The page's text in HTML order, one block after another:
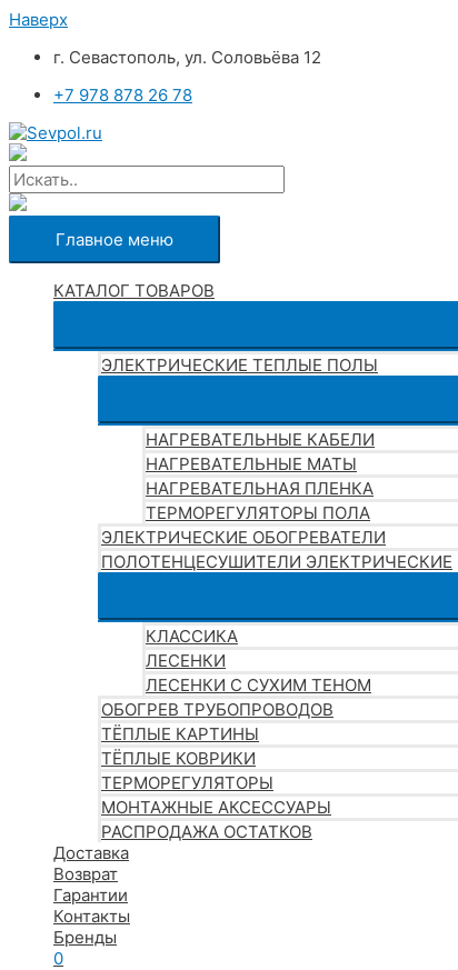
Наверх
г. Севастополь, ул. Соловьёва 12
+7 978 878 26 78
Главное меню
КАТАЛОГ ТОВАРОВ
ЭЛЕКТРИЧЕСКИЕ ТЕПЛЫЕ ПОЛЫ
НАГРЕВАТЕЛЬНЫЕ КАБЕЛИ
НАГРЕВАТЕЛЬНЫЕ МАТЫ
НАГРЕВАТЕЛЬНАЯ ПЛЕНКА
ТЕРМОРЕГУЛЯТОРЫ ПОЛА
ЭЛЕКТРИЧЕСКИЕ ОБОГРЕВАТЕЛИ
ПОЛОТЕНЦЕСУШИТЕЛИ ЭЛЕКТРИЧЕСКИЕ
КЛАССИКА
ЛЕСЕНКИ
ЛЕСЕНКИ С СУХИМ ТЕНОМ
ОБОГРЕВ ТРУБОПРОВОДОВ
ТЁПЛЫЕ КАРТИНЫ
ТЁПЛЫЕ КОВРИКИ
ТЕРМОРЕГУЛЯТОРЫ
МОНТАЖНЫЕ АКСЕССУАРЫ
РАСПРОДАЖА ОСТАТКОВ
Доставка
Возврат
Гарантии
Контакты
Бренды
0